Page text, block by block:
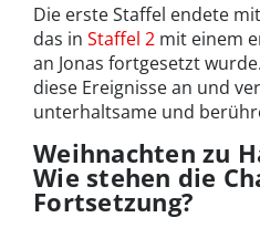
Die erste Staffel endete
das in Staffel 2 mit einem
an Jonas fortgesetzt
diese Ereignisse an und
unterhaltsame und
Weihnachten zu
Wie stehen die
Fortsetzung?